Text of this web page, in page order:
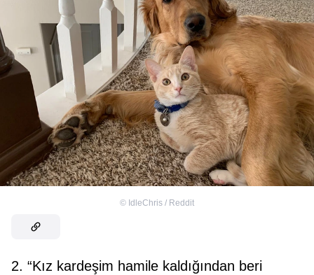
© IdleChris / Reddit
2. “Kız kardeşim hamile kaldığından beri